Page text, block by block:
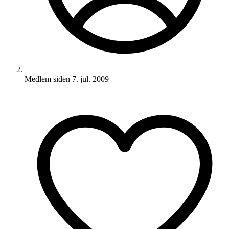
Medlem siden 7. jul. 2009